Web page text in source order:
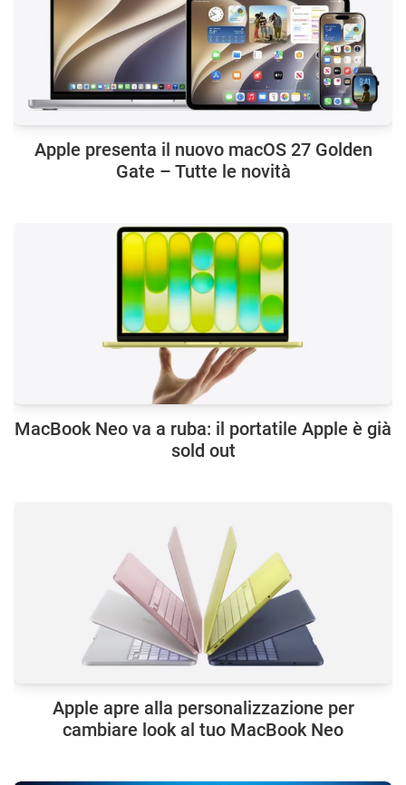
Apple presenta il nuovo macOS 27 Golden
Gate – Tutte le novità
MacBook Neo va a ruba: il portatile Apple è già
sold out
Apple apre alla personalizzazione per
cambiare look al tuo MacBook Neo